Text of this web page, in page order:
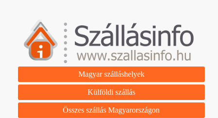
Magyar szálláshelyek
Külföldi szállás
Összes szállás Magyarországon